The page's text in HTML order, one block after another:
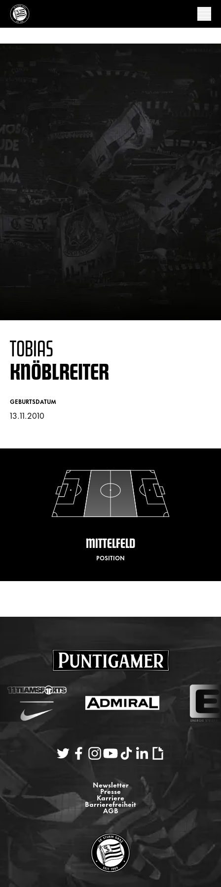
TOBIAS
KNÖBLREITER
GEBURTSDATUM
13.11.2010
MITTELFELD
POSITION
Newsletter
Presse
Karriere
Barrierefreiheit
AGB